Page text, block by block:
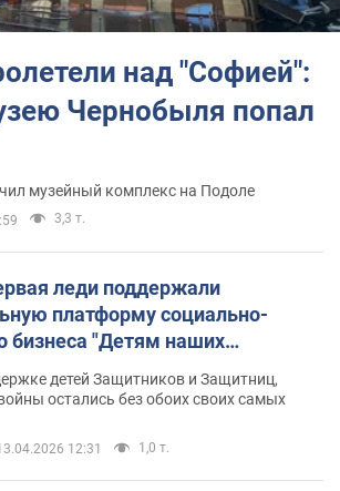
над "Софией":
Чернобыля попал
музейный комплекс на Подоле
3,3 т.
леди поддержали
платформу социально-
бизнеса "Детям наших
детей Защитников и Защитниц,
остались без обоих своих самых
12:31 1,0 т.